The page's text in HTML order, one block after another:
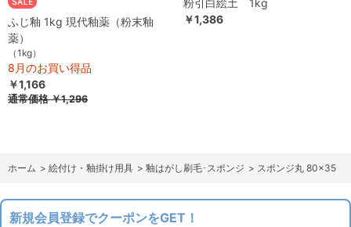
ふじ釉 1kg 現代釉薬（粉末釉
薬）
（1kg）
8月のお買い得品
￥1,166
通常価格￥1,296
粉引白絵土 1kg
￥1,386
ホーム > 絵付け・釉掛け用具 > 釉はがし刷毛･スポンジ > スポンジ丸 80×35
新規会員登録でクーポンをGET！